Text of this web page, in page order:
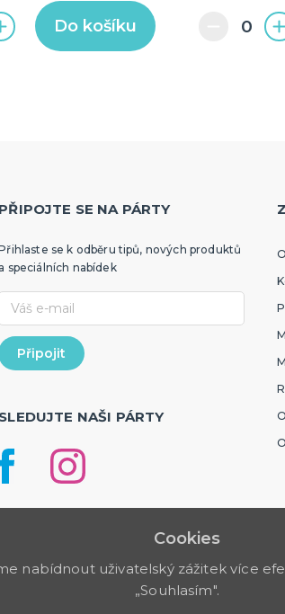
Do košíku
PŘIPOJTE SE NA PÁRTY
se k odběru tipů, nových produktů
a speciálních nabídek
SLEDUJTE NAŠI PÁRTY
Cookies
nabídnout uživatelský zážitek více
„Souhlasím".